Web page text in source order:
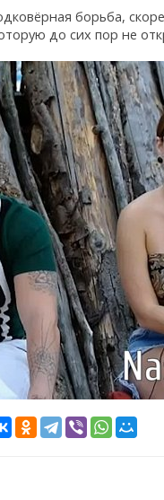
борьба,
до сих пор не